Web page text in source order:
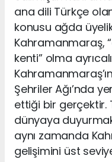
ana dili Türkçe
konusu ağda
Kahramanmaraş,
kenti” olma
Şehriler Ağı’nda
ettiği bir gerçektir.
dünyaya
aynı zamanda
gelişimini üst